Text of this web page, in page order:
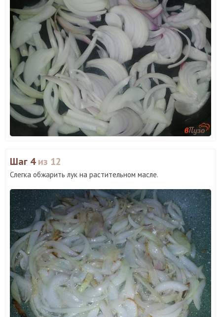
Шаг 4из 12
Слегка обжарить лук на растительном масле.